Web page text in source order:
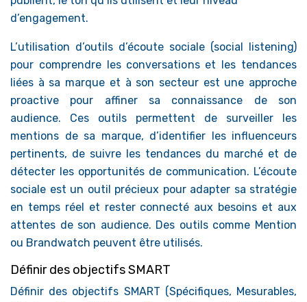
d’engagement.
L’utilisation d’outils d’écoute sociale (social listening)
pour comprendre les conversations et les tendances
liées à sa marque et à son secteur est une approche
proactive pour affiner sa connaissance de son
audience. Ces outils permettent de surveiller les
mentions de sa marque, d’identifier les influenceurs
pertinents, de suivre les tendances du marché et de
détecter les opportunités de communication. L’écoute
sociale est un outil précieux pour adapter sa stratégie
en temps réel et rester connecté aux besoins et aux
attentes de son audience. Des outils comme Mention
ou Brandwatch peuvent être utilisés.
Définir des objectifs SMART
Définir des objectifs SMART (Spécifiques, Mesurables,